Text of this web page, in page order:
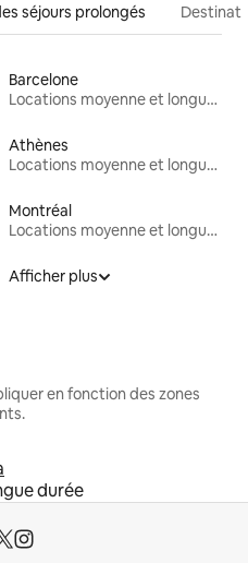
séjours prolongés
Barcelone
Locations moyenne et longue durée
Athènes
Locations moyenne et longue durée
Montréal
Locations moyenne et longue durée
Afficher plus
en fonction des zones
durée